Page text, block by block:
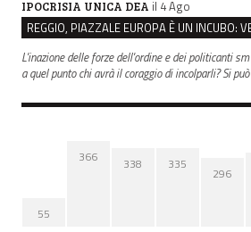
IPOCRISIA UNICA DEA il 4 Ago
L'inazione delle forze dell'ordine e dei politicanti
a quel punto chi avrà il coraggio di incolparli? Si
55
366 338 335
296